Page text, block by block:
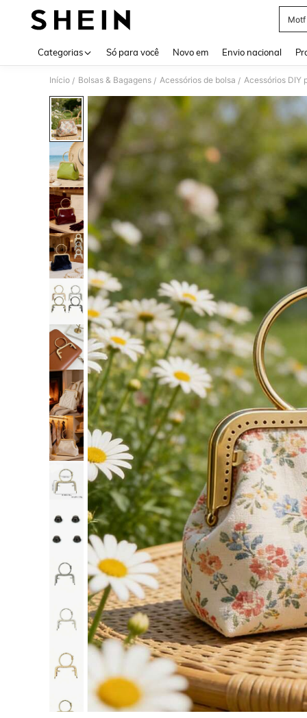
Motf
Categorias Só para você Novo em Envio nacional
Início / Bolsas & Bagagens / Acessórios de bolsa / Acessórios DIY